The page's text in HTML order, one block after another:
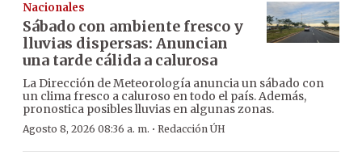
Nacionales
Sábado con ambiente fresco y
lluvias dispersas: Anuncian
una tarde cálida a calurosa
La Dirección de Meteorología anuncia un sábado con
un clima fresco a caluroso en todo el país. Además,
pronostica posibles lluvias en algunas zonas.
Agosto 8, 2026 08:36 a. m. · Redacción ÚH